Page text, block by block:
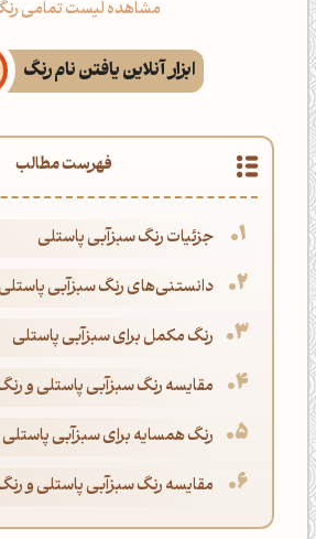
مشاهده لیست تمامی
ابزار آنلاین یافتن نام رنگ
فهرست مطالب
جزئیات رنگ سبزآبی پاستلی
دانستنی‌های رنگ سبزآبی
رنگ مکمل برای سبزآبی پاستلی
رنگ همسایه برای سبزآبی پاستلی